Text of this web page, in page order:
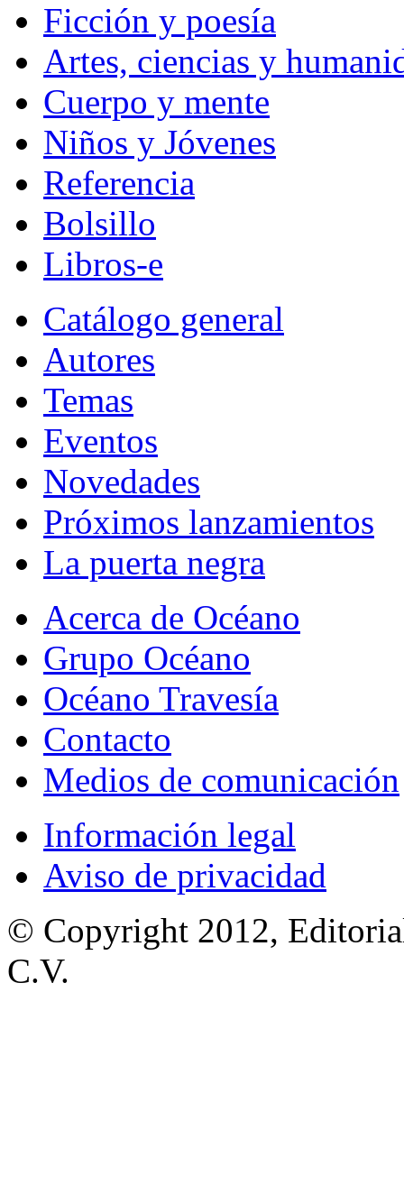
Ficción y poesía
Artes, ciencias y
Cuerpo y mente
Niños y Jóvenes
Referencia
Bolsillo
Libros-e
Catálogo general
Autores
Temas
Eventos
Novedades
Próximos lanzamientos
La puerta negra
Acerca de Océano
Grupo Océano
Océano Travesía
Contacto
Medios de comunicación
Información legal
Aviso de privacidad
© Copyright 2012,
C.V.